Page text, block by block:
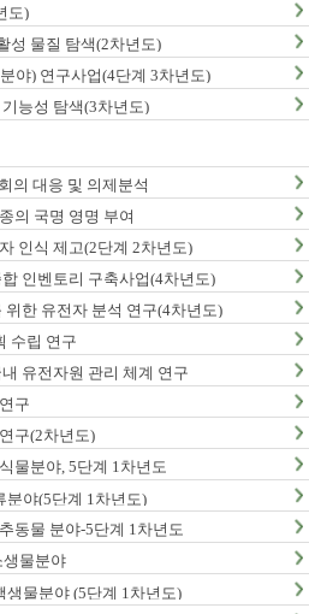
도)
성 물질 탐색(2차년도)
야) 연구사업(4단계 3차년도)
능성 탐색(3차년도)
의 대응 및 의제분석
의 국명 영명 부여
인식 제고(2단계 2차년도)
인벤토리 구축사업(4차년도)
한 유전자 분석 연구(4차년도)
수립 연구
유전자원 관리 체계 연구
구
구(2차년도)
물분야, 5단계 1차년도
분야(5단계 1차년도)
동물 분야-5단계 1차년도
생물분야
생물분야 (5단계 1차년도)